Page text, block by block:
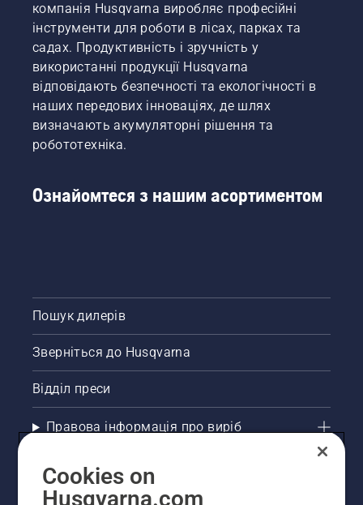
компанія Husqvarna виробляє професійні
інструменти для роботи в лісах, парках та
садах. Продуктивність і зручність у
використанні продукції Husqvarna
відповідають безпечності та екологічності в
наших передових інноваціях, де шлях
визначають акумуляторні рішення та
робототехніка.
Ознайомтеся з нашим асортиментом
Пошук дилерів
Зверніться до Husqvarna
Відділ преси
Правова інформація про виріб
Інші сайти Husqvarna
Cookies on
Husqvarna.com